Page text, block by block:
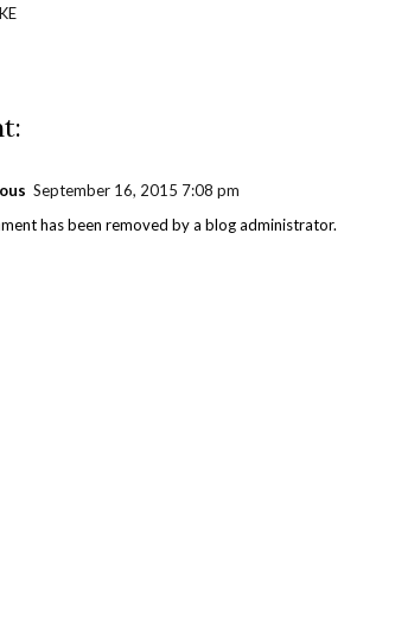
September 16, 2015 7:08 pm
has been removed by a blog administrator.